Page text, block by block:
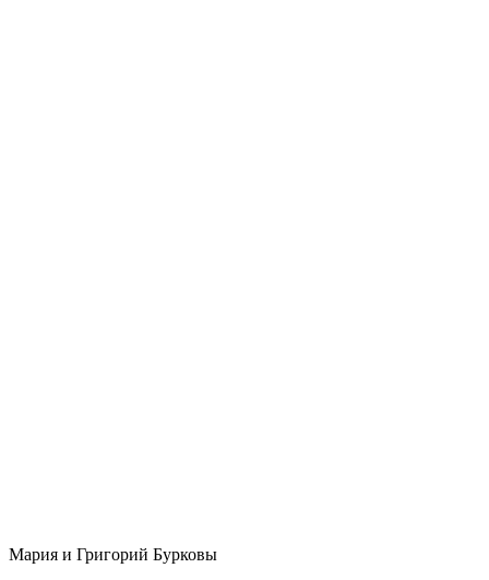
Мария и Григорий Бурковы